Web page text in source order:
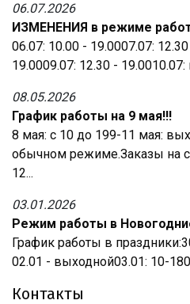
06.07.2026
ИЗМЕНЕНИЯ в режиме
06.07: 10.00 - 19.0007.07:
19.0009.07: 12.30 -
08.05.2026
График работы на 9 мая!!!
8 мая: с 10 до 199-11 мая:
обычном режиме.Заказы на
12...
03.01.2026
Режим работы в
График работы в
02.01 - выходной03.01: 10-
Контакты